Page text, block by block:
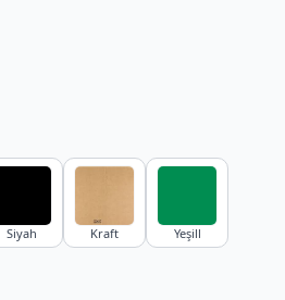
Siyah Kraft Yeşill